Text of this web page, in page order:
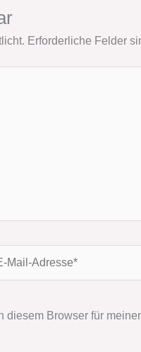
Erforderliche Felder
diesem Browser für